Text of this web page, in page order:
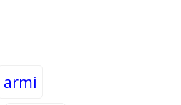
armi